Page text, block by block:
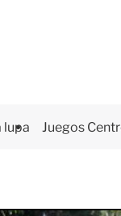
lupa Juegos